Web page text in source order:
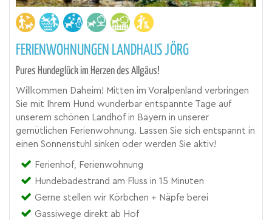
FERIENWOHNUNGEN LANDHAUS JÖRG
Pures Hundeglück im Herzen des Allgäus!
Willkommen Daheim! Mitten im Voralpenland verbringen
Sie mit Ihrem Hund wunderbar entspannte Tage auf
unserem schönen Landhof in Bayern in unserer
gemütlichen Ferienwohnung. Lassen Sie sich entspannt in
einen Sonnenstuhl sinken oder werden Sie aktiv!
Ferienhof, Ferienwohnung
Hundebadestrand am Fluss in 15 Minuten
Gerne stellen wir Körbchen + Näpfe berei
Gassiwege direkt ab Hof